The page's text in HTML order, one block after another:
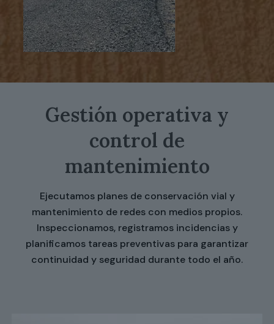
Gestión operativa y
control de
mantenimiento
Ejecutamos planes de conservación vial y
mantenimiento de redes con medios propios.
Inspeccionamos, registramos incidencias y
planificamos tareas preventivas para garantizar
continuidad y seguridad durante todo el año.